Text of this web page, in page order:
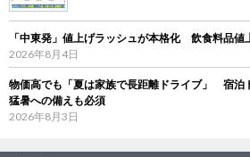
「中東発」値上げラッシュが本格化 飲食料品値
2026年8月4日
物価高でも「夏は家族で長距離ドライブ」 宿泊
猛暑への備えも必須
2026年8月3日